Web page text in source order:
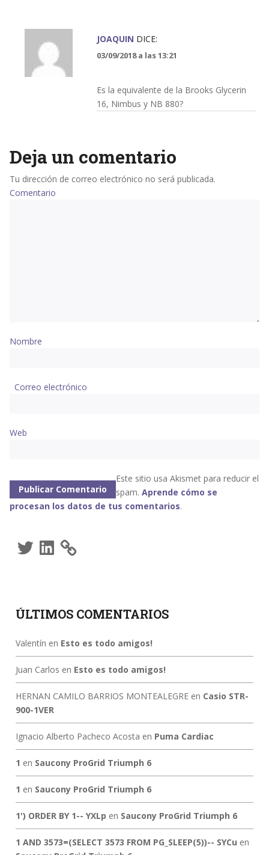
JOAQUIN DICE:
03/09/2018 a las 13:21
Es la equivalente de la Brooks Glycerin
16, Nimbus y NB 880?
Deja un comentario
Tu dirección de correo electrónico no será publicada.
Comentario
Nombre
Correo electrónico
Web
Este sitio usa Akismet para reducir el
spam. Aprende cómo se
procesan los datos de tus comentarios.
TwitterLinkedIn
ÚLTIMOS COMENTARIOS
Valentín en Esto es todo amigos!
Juan Carlos en Esto es todo amigos!
HERNAN CAMILO BARRIOS MONTEALEGREen Casio STR-
900-1VER
Ignacio Alberto Pacheco Acosta en Puma Cardiac
1 en Saucony ProGrid Triumph 6
1 en Saucony ProGrid Triumph 6
1') ORDER BY 1-- YXLp en Saucony ProGrid Triumph 6
1 AND 3573=(SELECT 3573 FROM PG_SLEEP(5))-- SYCu en